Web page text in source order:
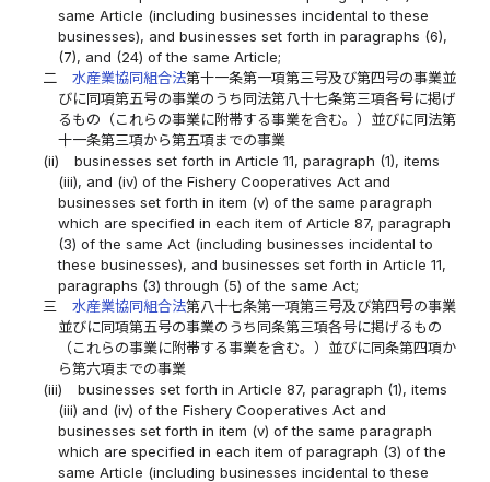
same Article (including businesses incidental to these
businesses), and businesses set forth in paragraphs (6),
(7), and (24) of the same Article;
二
水産業協同組合法第十一条第一項第三号及び第四号の事業並
びに同項第五号の事業のうち同法第八十七条第三項各号に掲げ
るもの（これらの事業に附帯する事業を含む。）並びに同法第
十一条第三項から第五項までの事業
(ii)
businesses set forth in Article 11, paragraph (1), items
(iii), and (iv) of the Fishery Cooperatives Act and
businesses set forth in item (v) of the same paragraph
which are specified in each item of Article 87, paragraph
(3) of the same Act (including businesses incidental to
these businesses), and businesses set forth in Article 11,
paragraphs (3) through (5) of the same Act;
三
水産業協同組合法第八十七条第一項第三号及び第四号の事業
並びに同項第五号の事業のうち同条第三項各号に掲げるもの
（これらの事業に附帯する事業を含む。）並びに同条第四項か
ら第六項までの事業
(iii)
businesses set forth in Article 87, paragraph (1), items
(iii) and (iv) of the Fishery Cooperatives Act and
businesses set forth in item (v) of the same paragraph
which are specified in each item of paragraph (3) of the
same Article (including businesses incidental to these